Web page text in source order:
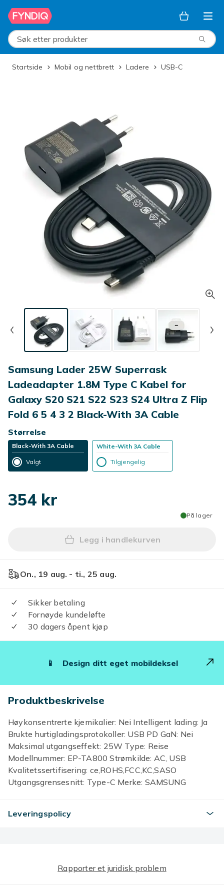
Hopp til hovedinnhold
Søk etter produkter
Startside Mobil og nettbrett Ladere USB-C
Samsung Lader 25W Superrask
Ladeadapter 1.8M Type C Kabel for
Galaxy S20 S21 S22 S23 S24 Ultra Z Flip
Fold 6 5 4 3 2 Black-With 3A Cable
Størrelse
Black-With 3A Cable
Valgt
White-With 3A Cable
Tilgjengelig
354 kr
På lager
Legg Samsung Lader 25W
Legg i handlekurven
On., 19 aug. - ti., 25 aug.
Sikker betaling
Fornøyde kundeløfte
30 dagers åpent kjøp
📱 Design ditt eget mobildeksel
Produktbeskrivelse
Høykonsentrerte kjemikalier: Nei Intelligent lading: Ja
Brukte hurtigladingsprotokoller: USB PD GaN: Nei
Maksimal utgangseffekt: 25W Type: Reise
Modellnummer: EP-TA800 Strømkilde: AC, USB
Kvalitetssertifisering: ce,ROHS,FCC,KC,SASO
Utgangsgrensesnitt: Type-C Merke: SAMSUNG
Superrask lader Kabel: 3A Type-C til Type-C kabel
Leveringspolicy
Rapporter et juridisk problem